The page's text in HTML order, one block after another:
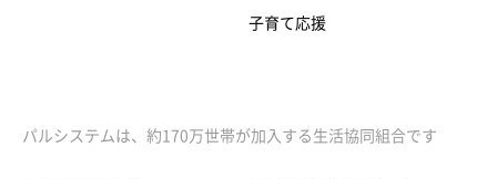
子育て応援
パルシステムは、約170万世帯が加入する生活協同組合です